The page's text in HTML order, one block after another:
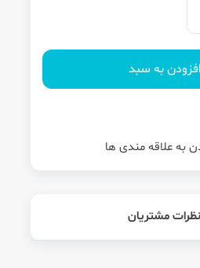
افزودن به سبد
به علاقه مندی ها
نظرات مشتریان